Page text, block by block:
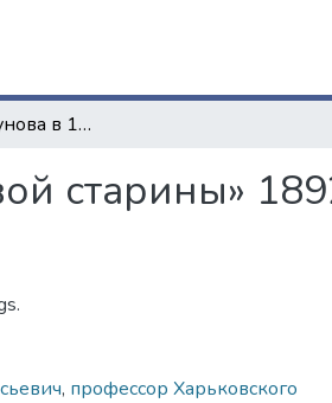
Статья Б.М. Ляпунова в 1 вып. «Живой старины» 1892 г.
старины»
, профессор Харьковского